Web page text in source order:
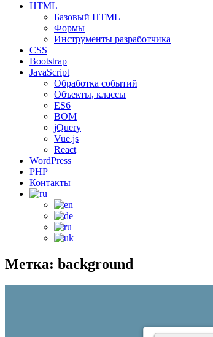
HTML
Базовый HTML
Формы
Инструменты разработчика
CSS
Bootstrap
JavaScript
Обработка событий
Объекты, классы
ES6
BOM
jQuery
Vue.js
React
WordPress
PHP
Контакты
Метка: background